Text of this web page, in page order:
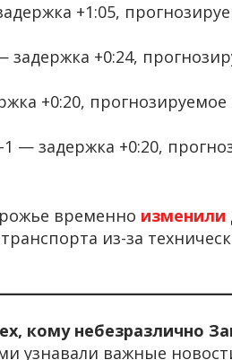
+1:05,
+0:24,
+0:20, прогнозируемое
задержка +0:20,
временно изменили
из-за
кому небезразлично
узнавали важные